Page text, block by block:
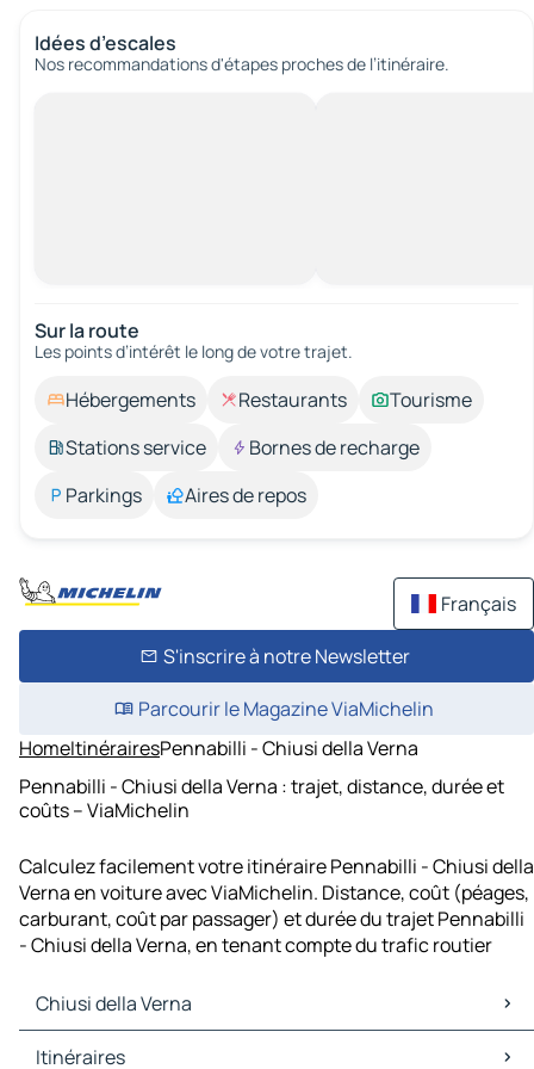
Idées d’escales
Nos recommandations d'étapes proches de l’itinéraire.
Sur la route
Les points d’intérêt le long de votre trajet.
Hébergements Restaurants
Tourisme
Stations service
Bornes de recharge
Parkings
Aires de repos
Français
S'inscrire à notre Newsletter
Parcourir le Magazine ViaMichelin
HomeItinérairesPennabilli - Chiusi della Verna
Pennabilli - Chiusi della Verna : trajet, distance, durée et
coûts – ViaMichelin
Calculez facilement votre itinéraire Pennabilli - Chiusi della
Verna en voiture avec ViaMichelin. Distance, coût (péages,
carburant, coût par passager) et durée du trajet Pennabilli
- Chiusi della Verna, en tenant compte du trafic routier
Chiusi della Verna
Chiusi della Verna Cartes et plans
Itinéraires